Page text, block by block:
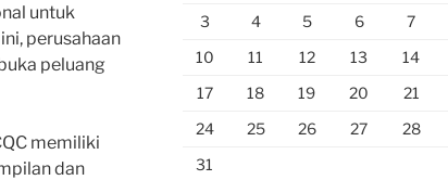
untuk
perusahaan
peluang
memiliki
dan
3
4 5 6 7
10
11 12 13 14
17
18 19 20 21
24
25 26 27 28
31